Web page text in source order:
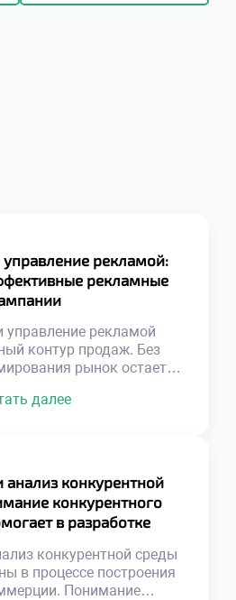
управление рекламой:
рекламные
управление рекламой
контур продаж. Без
рынок остается
Рекламный
кампании измеряется
Творчество
целям бизнеса.
резонанс усиливает
Целостность
креативов. Успех
[…]
далее
анализ конкурентной
конкурентного
в разработке
конкурентной среды
в процессе построения
Понимание